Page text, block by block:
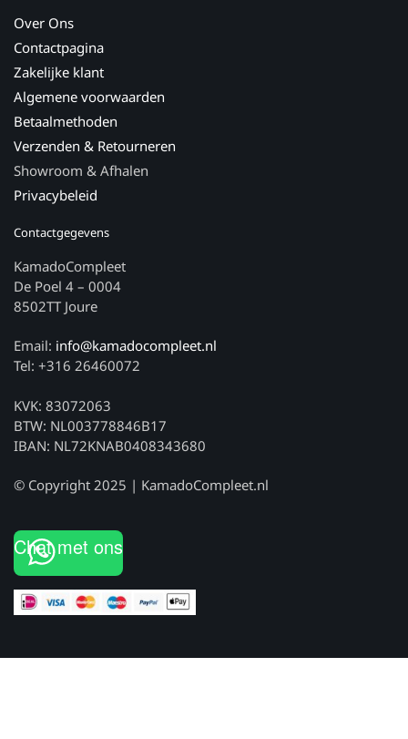
Over Ons
Contactpagina
Zakelijke klant
Algemene voorwaarden
Betaalmethoden
Verzenden & Retourneren
Showroom & Afhalen
Privacybeleid
Contactgegevens
KamadoCompleet
De Poel 4 – 0004
8502TT Joure
Email: info@kamadocompleet.nl
Tel: +316 26460072
KVK: 83072063
BTW: NL003778846B17
IBAN: NL72KNAB0408343680
© Copyright 2025 | KamadoCompleet.nl
Chat met ons